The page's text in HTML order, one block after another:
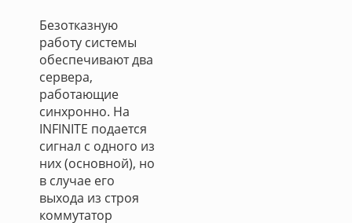
Безотказную
работу системы
обеспечивают два
сервера,
работающие
синхронно. На
INFINITE подается
сигнал с одного из
них (основной), но
в случае его
выхода из строя
коммутатор